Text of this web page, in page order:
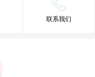
联系我们